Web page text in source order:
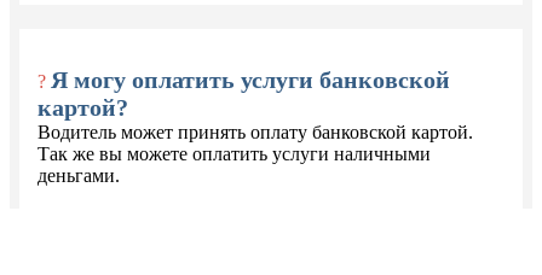
? Я могу оплатить услуги банковской
картой?
Водитель может принять оплату банковской картой.
Так же вы можете оплатить услуги наличными
деньгами.